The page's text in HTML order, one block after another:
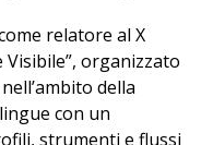
relatore al X
organizzato
della
con un
strumenti e flussi